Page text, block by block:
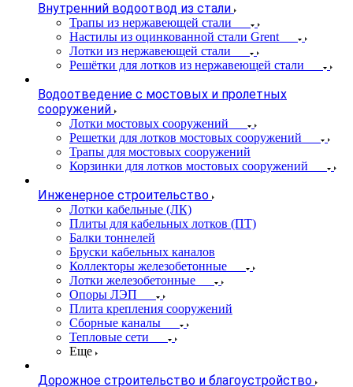
Внутренний водоотвод из стали
Трапы из нержавеющей стали
Настилы из оцинкованной стали Grent
Лотки из нержавеющей стали
Решётки для лотков из нержавеющей стали
Водоотведение с мостовых и пролетных
сооружений
Лотки мостовых сооружений
Решетки для лотков мостовых сооружений
Трапы для мостовых сооружений
Корзинки для лотков мостовых сооружений
Инженерное строительство
Лотки кабельные (ЛК)
Плиты для кабельных лотков (ПТ)
Балки тоннелей
Бруски кабельных каналов
Коллекторы железобетонные
Лотки железобетонные
Опоры ЛЭП
Плита крепления сооружений
Сборные каналы
Тепловые сети
Еще
Дорожное строительство и благоустройство